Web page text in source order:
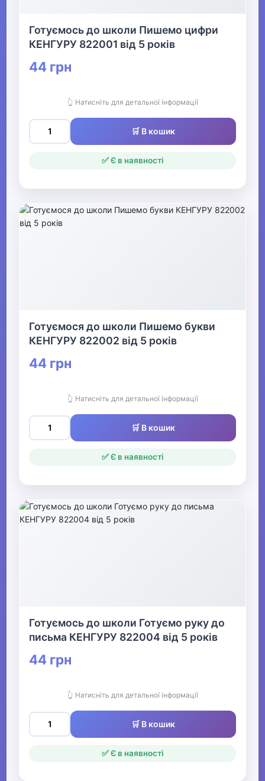
Фартухи для творчості
Сумки для взуття
Тренажери для письма та
читання
▶
▶
Преміум канцелярія, бізнес-
Література
Книги
Друкована продукція
Стенди для школи
Готуємось до школи Пишемо цифри
КЕНГУРУ 822001 від 5 років
44 грн
👆 Натисніть для детальної інформації
🛒 В кошик
✅ Є в наявності
Готуємося до школи Пишемо букви
КЕНГУРУ 822002 від 5 років
44 грн
👆 Натисніть для детальної інформації
🛒 В кошик
✅ Є в наявності
Готуємось до школи Готуємо руку до
письма КЕНГУРУ 822004 від 5 років
44 грн
👆 Натисніть для детальної інформації
🛒 В кошик
✅ Є в наявності